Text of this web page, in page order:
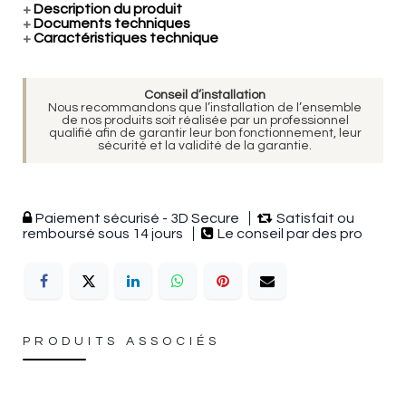
+ Description du produit
+ Documents techniques
+Caractéristiques technique
Conseil d’installation
Nous recommandons que l’installation de l’ensemble
de nos produits soit réalisée par un professionnel
qualifié afin de garantir leur bon fonctionnement, leur
sécurité et la validité de la garantie.
Paiement sécurisé - 3D Secure
Satisfait ou
remboursé sous 14 jours
Le conseil par des pro
PRODUITS ASSOCIÉS